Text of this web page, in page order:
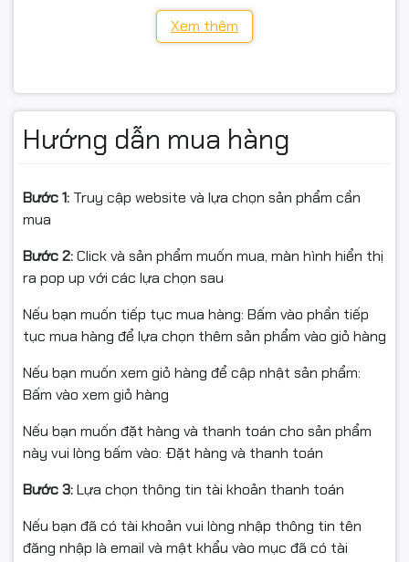
HP: Q7516A (16A), Q7570A (70A), CZ192A (92A/93A),
> Lưu ý: Tên gọi thường gặp: Drum 16A / 70A / 14A /
Tình trạng: Mới 100%
Xuất hóa đơn VAT đầy đủ
Đóng gói an toàn, giao hàng toàn quốc
🧩 Khi nào nên thay trống?
Bản in xuất hiện vệt xám lặp lại, mốc/bóng vùng mảng
Sọc dọc/điểm rỗ dù đã thay mực/ve sinh
Số trang in đã cao, trống xuống cấp thấy rõ
Xem thêm
Hướng dẫn mua hàng
Bước 1: Truy cập website và lựa chọn sản phẩm cần
mua
Bước 2:Click và sản phẩm muốn mua, màn hình hiển thị
ra pop up với các lựa chọn sau
Nếu bạn muốn tiếp tục mua hàng: Bấm vào phần tiếp
tục mua hàng để lựa chọn thêm sản phẩm vào giỏ hàng
Nếu bạn muốn xem giỏ hàng để cập nhật sản phẩm:
Bấm vào xem giỏ hàng
Nếu bạn muốn đặt hàng và thanh toán cho sản phẩm
này vui lòng bấm vào: Đặt hàng và thanh toán
Bước 3:Lựa chọn thông tin tài khoản thanh toán
Nếu bạn đã có tài khoản vui lòng nhập thông tin tên
đăng nhập là email và mật khẩu vào mục đã có tài